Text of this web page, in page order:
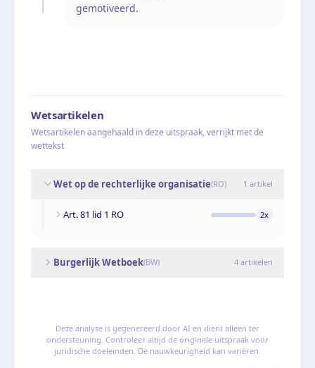
gemotiveerd.
Wetsartikelen
Wetsartikelen aangehaald in deze uitspraak, verrijkt met de
wettekst
Wet op de rechterlijke organisatie(RO) 1 artikel
Art. 81 lid 1 RO 2x
Burgerlijk Wetboek(BW) 4 artikelen
Deze analyse is gegenereerd door AI en dient alleen ter
ondersteuning. Controleer altijd de originele uitspraak voor
juridische doeleinden. De nauwkeurigheid kan variëren.